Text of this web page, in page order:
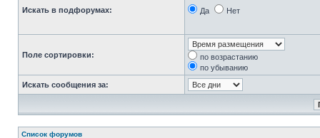
Искать в подфорумах: Да Нет
Поле сортировки:
по возрастанию
по убыванию
Искать сообщения за:
Список форумов